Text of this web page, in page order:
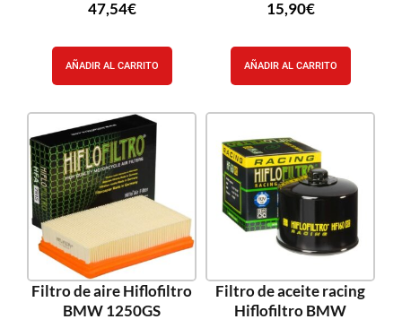
47,54€
AÑADIR AL CARRITO
15,90€
AÑADIR AL CARRITO
Filtro de aire Hiflofiltro
BMW 1250GS
Filtro de aceite racing
Hiflofiltro BMW